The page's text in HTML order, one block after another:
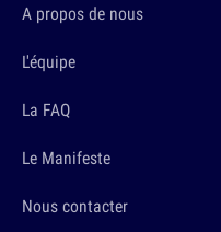
A propos de nous
L'équipe
La FAQ
Le Manifeste
Nous contacter